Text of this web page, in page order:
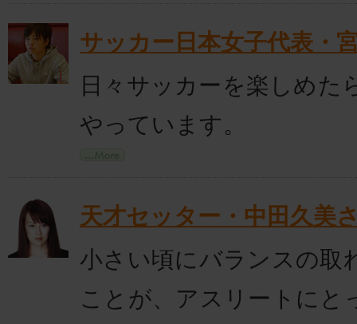
サッカー日本女子代表・
日々サッカーを楽しめた
やっています。
天才セッター・中田久美
小さい頃にバランスの取
ことが、アスリートにと